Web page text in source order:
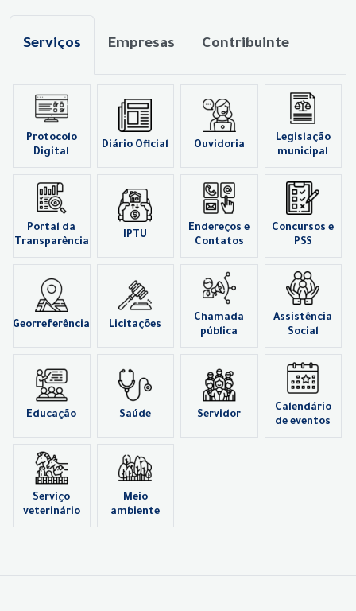
Serviços Empresas Contribuinte
Protocolo
Digital
Diário Oficial Ouvidoria
Legislação
municipal
Portal da
Transparência
IPTU
Endereços e
Contatos
Concursos e
PSS
Georreferência Licitações
Chamada
pública
Assistência
Social
Educação Saúde Servidor
Calendário
de eventos
Serviço
veterinário
Meio
ambiente